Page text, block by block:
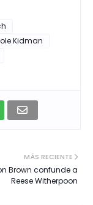
Kidman
MÁS RECIENTE
Brown confunde a
Reese Witherpoon